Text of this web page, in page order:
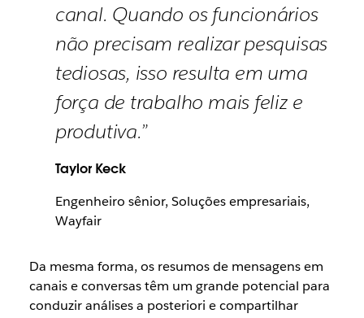
canal. Quando os funcionários
não precisam realizar pesquisas
tediosas, isso resulta em uma
força de trabalho mais feliz e
produtiva.”
Taylor Keck
Engenheiro sênior, Soluções empresariais,
Wayfair
Da mesma forma, os resumos de mensagens em
canais e conversas têm um grande potencial para
conduzir análises a posteriori e compartilhar